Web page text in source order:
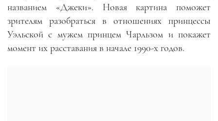
названием «Джеки». Новая картина поможет
зрителям разобраться в отношениях принцессы
Уэльской с мужем принцем Чарльзом и покажет
момент их расставания в начале 1990-х годов.